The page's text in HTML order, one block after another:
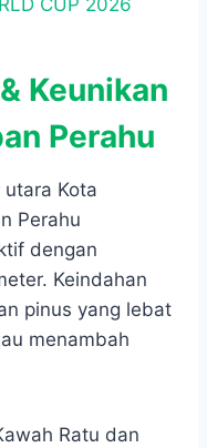
Keunikan
Perahu
Kota
Perahu
dengan
Keindahan
pinus yang lebat
menambah
Ratu dan